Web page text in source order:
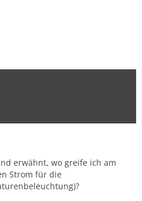
erwähnt, wo greife ich am
Strom für die